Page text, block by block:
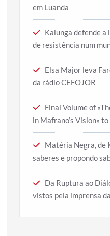
em Luanda
Kalunga defende
de resistência num
Elsa Major leva
da rádio CEFOJOR
Final Volume of
in Mafrano’s Vision»
Matéria Negra, de
saberes e propondo
Da Ruptura ao
vistos pela imprensa